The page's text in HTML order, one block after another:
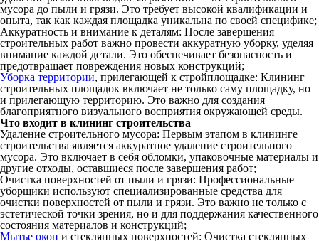
мусора до пыли и грязи. Это требует высокой квалификации и
опыта, так как каждая площадка уникальна по своей специфике;
Аккуратность и внимание к деталям: После завершения
строительных работ важно провести аккуратную уборку, уделяя
внимание каждой детали. Это обеспечивает безопасность и
предотвращает повреждения новых конструкций;
Уборка территории, прилегающей к стройплощадке: Клининг
строительных площадок включает не только саму площадку, но
и прилегающую территорию. Это важно для создания
благоприятного визуального восприятия окружающей среды.
Что входит в клининг строительства
Удаление строительного мусора: Первым этапом в клининге
строительства является аккуратное удаление строительного
мусора. Это включает в себя обломки, упаковочные материалы и
другие отходы, оставшиеся после завершения работ;
Очистка поверхностей от пыли и грязи: Профессиональные
уборщики используют специализированные средства для
очистки поверхностей от пыли и грязи. Это важно не только с
эстетической точки зрения, но и для поддержания качественного
состояния материалов и конструкций;
Мытье окон и стеклянных поверхностей: Очистка стеклянных